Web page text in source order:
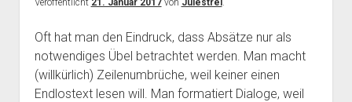
Oft hat man den Eindruck, dass Absätze nur als
notwendiges Übel betrachtet werden. Man macht
(willkürlich) Zeilenumbrüche, weil keiner einen
Endlostext lesen will. Man formatiert Dialoge, weil